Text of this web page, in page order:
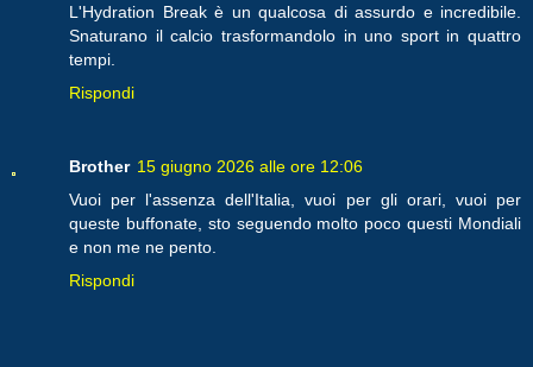
L'Hydration Break è un qualcosa di assurdo e incredibile.
Snaturano il calcio trasformandolo in uno sport in quattro
tempi.
Rispondi
Brother 15 giugno 2026 alle ore 12:06
Vuoi per l'assenza dell'Italia, vuoi per gli orari, vuoi per
queste buffonate, sto seguendo molto poco questi Mondiali
e non me ne pento.
Rispondi